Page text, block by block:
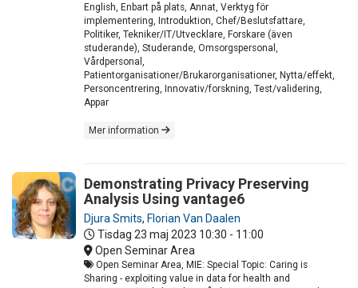
English, Enbart på plats, Annat, Verktyg för
implementering, Introduktion, Chef/Beslutsfattare,
Politiker, Tekniker/IT/Utvecklare, Forskare (även
studerande), Studerande, Omsorgspersonal,
Vårdpersonal,
Patientorganisationer/Brukarorganisationer, Nytta/effekt,
Personcentrering, Innovativ/forskning, Test/validering,
Appar
Mer information
Demonstrating Privacy Preserving
Analysis Using vantage6
Djura Smits, Florian Van Daalen
Tisdag 23 maj 2023 10:30 - 11:00
Open Seminar Area
Open Seminar Area, MIE: Special Topic: Caring is
Sharing - exploiting value in data for health and